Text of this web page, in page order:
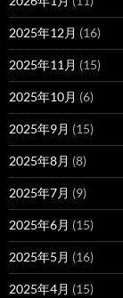
2025年12月 (16)
2025年11月 (15)
2025年10月 (6)
2025年9月 (15)
2025年8月 (8)
2025年7月 (9)
2025年6月 (15)
2025年5月 (16)
2025年4月 (15)